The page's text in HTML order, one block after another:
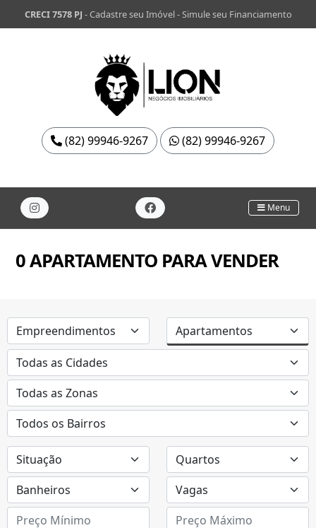
CRECI 7578 PJ -Cadastre seu Imóvel-Simule seu Financiamento
(82) 99946-9267 (82) 99946-9267
Menu
0 APARTAMENTO PARA VENDER